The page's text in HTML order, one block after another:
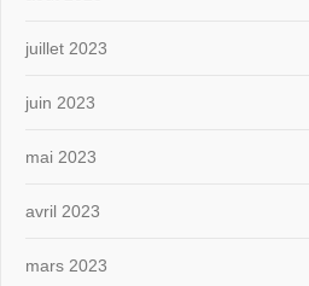
juillet 2023
juin 2023
mai 2023
avril 2023
mars 2023